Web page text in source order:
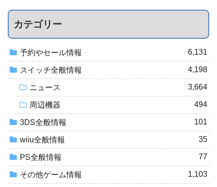
カテゴリー
予約やセール情報 6,131
スイッチ全般情報 4,198
ニュース 3,664
周辺機器 494
3DS全般情報 101
wiiu全般情報 35
PS全般情報 77
その他ゲーム情報 1,103